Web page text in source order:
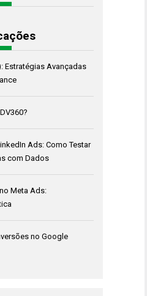
Estratégias Avançadas
Ads: Como Testar
com Dados
Meta Ads:
no Google